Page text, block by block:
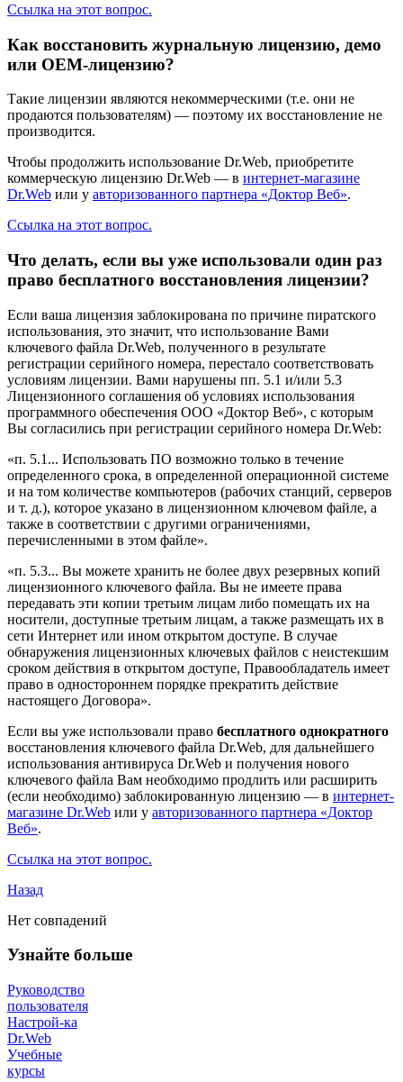
Ссылка на этот вопрос.
Как восстановить журнальную лицензию, демо
или ОЕМ-лицензию?
Такие лицензии являются некоммерческими (т.е. они не
продаются пользователям) — поэтому их восстановление не
производится.
Чтобы продолжить использование Dr.Web, приобретите
коммерческую лицензию Dr.Web — в интернет-магазине
Dr.Web или у авторизованного партнера «Доктор Веб».
Ссылка на этот вопрос.
Что делать, если вы уже использовали один раз
право бесплатного восстановления лицензии?
Если ваша лицензия заблокирована по причине пиратского
использования, это значит, что использование Вами
ключевого файла Dr.Web, полученного в результате
регистрации серийного номера, перестало соответствовать
условиям лицензии. Вами нарушены пп. 5.1 и/или 5.3
Лицензионного соглашения об условиях использования
программного обеспечения ООО «Доктор Веб», с которым
Вы согласились при регистрации серийного номера Dr.Web:
«п. 5.1... Использовать ПО возможно только в течение
определенного срока, в определенной операционной системе
и на том количестве компьютеров (рабочих станций, серверов
и т. д.), которое указано в лицензионном ключевом файле, а
также в соответствии с другими ограничениями,
перечисленными в этом файле».
«п. 5.3... Вы можете хранить не более двух резервных копий
лицензионного ключевого файла. Вы не имеете права
передавать эти копии третьим лицам либо помещать их на
носители, доступные третьим лицам, а также размещать их в
сети Интернет или ином открытом доступе. В случае
обнаружения лицензионных ключевых файлов с неистекшим
сроком действия в открытом доступе, Правообладатель имеет
право в одностороннем порядке прекратить действие
настоящего Договора».
Если вы уже использовали право бесплатного однократного
восстановления ключевого файла Dr.Web, для дальнейшего
использования антивируса Dr.Web и получения нового
ключевого файла Вам необходимо продлить или расширить
(если необходимо) заблокированную лицензию — в интернет-
магазине Dr.Web или у авторизованного партнера «Доктор
Веб».
Ссылка на этот вопрос.
Назад
Нет совпадений
Узнайте больше
Руководство
пользователя
Настрой-ка
Dr.Web
Учебные
курсы